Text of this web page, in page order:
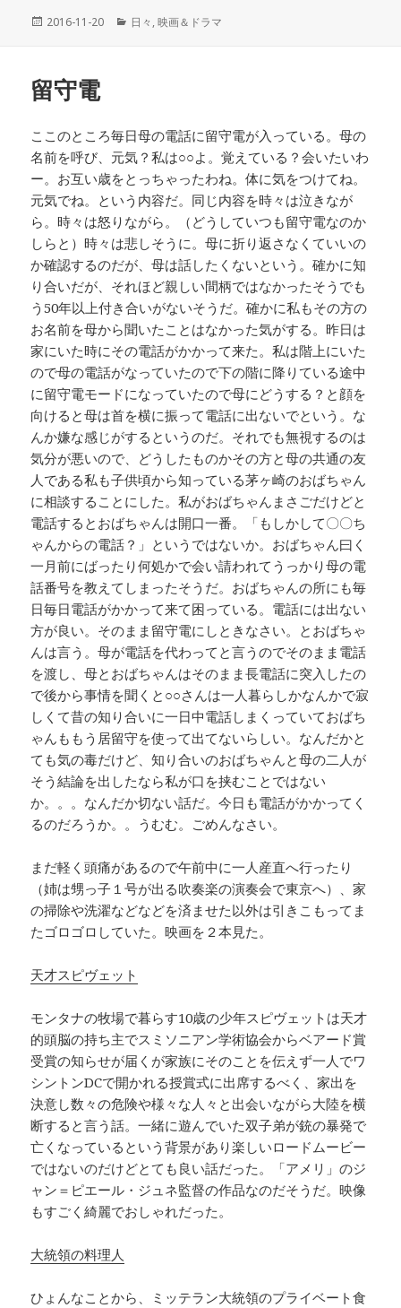
投
2016-11-20
カ
日々 ,映画＆ドラマ
留守電
ここのところ毎日母の電話に留守電が入っている。母の
名前を呼び、元気？私は○○よ。覚えている？会いたいわ
ー。お互い歳をとっちゃったわね。体に気をつけてね。
元気でね。という内容だ。同じ内容を時々は泣きなが
ら。時々は怒りながら。（どうしていつも留守電なのか
しらと）時々は悲しそうに。母に折り返さなくていいの
か確認するのだが、母は話したくないという。確かに知
り合いだが、それほど親しい間柄ではなかったそうでも
う50年以上付き合いがないそうだ。確かに私もその方の
お名前を母から聞いたことはなかった気がする。昨日は
家にいた時にその電話がかかって来た。私は階上にいた
ので母の電話がなっていたので下の階に降りている途中
に留守電モードになっていたので母にどうする？と顔を
向けると母は首を横に振って電話に出ないでという。な
んか嫌な感じがするというのだ。それでも無視するのは
気分が悪いので、どうしたものかその方と母の共通の友
人である私も子供頃から知っている茅ヶ崎のおばちゃん
に相談することにした。私がおばちゃんまさごだけどと
電話するとおばちゃんは開口一番。「もしかして〇〇ち
ゃんからの電話？」というではないか。おばちゃん曰く
一月前にばったり何処かで会い請われてうっかり母の電
話番号を教えてしまったそうだ。おばちゃんの所にも毎
日毎日電話がかかって来て困っている。電話には出ない
方が良い。そのまま留守電にしときなさい。とおばちゃ
んは言う。母が電話を代わってと言うのでそのまま電話
を渡し、母とおばちゃんはそのまま長電話に突入したの
で後から事情を聞くと○○さんは一人暮らしかなんかで寂
しくて昔の知り合いに一日中電話しまくっていておばち
ゃんももう居留守を使って出てないらしい。なんだかと
ても気の毒だけど、知り合いのおばちゃんと母の二人が
そう結論を出したなら私が口を挟むことではない
か。。。なんだか切ない話だ。今日も電話がかかってく
るのだろうか。。うむむ。ごめんなさい。
まだ軽く頭痛があるので午前中に一人産直へ行ったり
（姉は甥っ子１号が出る吹奏楽の演奏会で東京へ）、家
の掃除や洗濯などなどを済ませた以外は引きこもってま
たゴロゴロしていた。映画を２本見た。
天才スピヴェット
モンタナの牧場で暮らす10歳の少年スピヴェットは天才
的頭脳の持ち主でスミソニアン学術協会からベアード賞
受賞の知らせが届くが家族にそのことを伝えず一人でワ
シントンDCで開かれる授賞式に出席するべく、家出を
決意し数々の危険や様々な人々と出会いながら大陸を横
断すると言う話。一緒に遊んでいた双子弟が銃の暴発で
亡くなっているという背景があり楽しいロードムービー
ではないのだけどとても良い話だった。「アメリ」のジ
ャン＝ピエール・ジュネ監督の作品なのだそうだ。映像
もすごく綺麗でおしゃれだった。
大統領の料理人
ひょんなことから、ミッテラン大統領のプライベート食